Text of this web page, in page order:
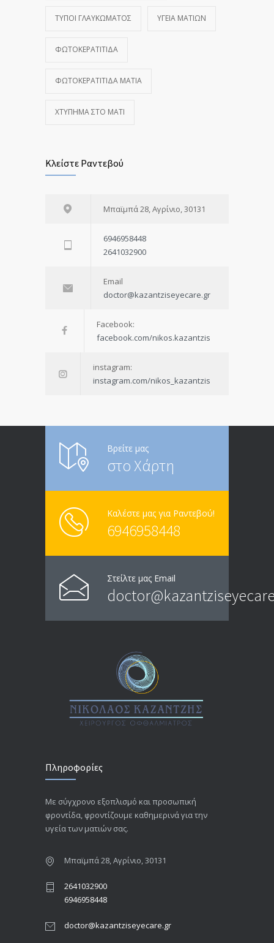
ΤΎΠΟΙ ΓΛΑΥΚΏΜΑΤΟΣ ΥΓΕΊΑ ΜΑΤΙΏΝ
ΦΩΤΟΚΕΡΑΤΊΤΙΔΑ
ΦΩΤΟΚΕΡΑΤΊΤΙΔΑ ΜΆΤΙΑ
ΧΤΎΠΗΜΑ ΣΤΟ ΜΆΤΙ
Κλείστε Ραντεβού
Μπαϊμπά 28, Αγρίνιο, 30131
6946958448
2641032900
Email
doctor@kazantziseyecare.gr
Facebook:
facebook.com/nikos.kazantzis
instagram:
instagram.com/nikos_kazantzis
Βρείτε μας
στο Χάρτη
Καλέστε μας για Ραντεβού!
6946958448
Στείλτε μας Email
Πληροφορίες
Με σύγχρονο εξοπλισμό και προσωπική
φροντίδα, φροντίζουμε καθημερινά για την
υγεία των ματιών σας.
Μπαϊμπά 28, Αγρίνιο, 30131
2641032900
6946958448
doctor@kazantziseyecare.gr